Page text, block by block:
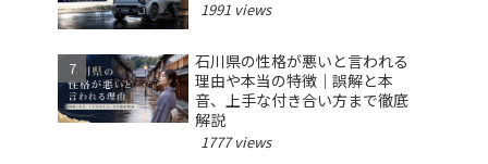
1991 views
石川県の性格が悪いと言われる
理由や本当の特徴｜誤解と本
音、上手な付き合い方まで徹底
解説
1777 views